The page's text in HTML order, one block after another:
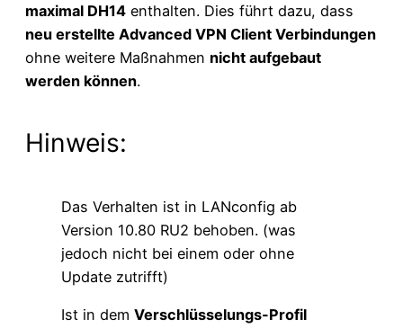
maximal DH14 enthalten. Dies führt dazu, dass
neu erstellte Advanced VPN Client Verbindungen
ohne weitere Maßnahmen nicht aufgebaut
werden können.
Hinweis:
Das Verhalten ist in LANconfig ab
Version 10.80 RU2 behoben. (was
jedoch nicht bei einem oder ohne
Update zutrifft)
Ist in dem Verschlüsselungs-Profil